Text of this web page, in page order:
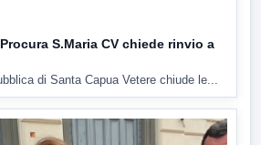
S.Maria CV chiede rinvio a
di Santa Capua Vetere chiude le...